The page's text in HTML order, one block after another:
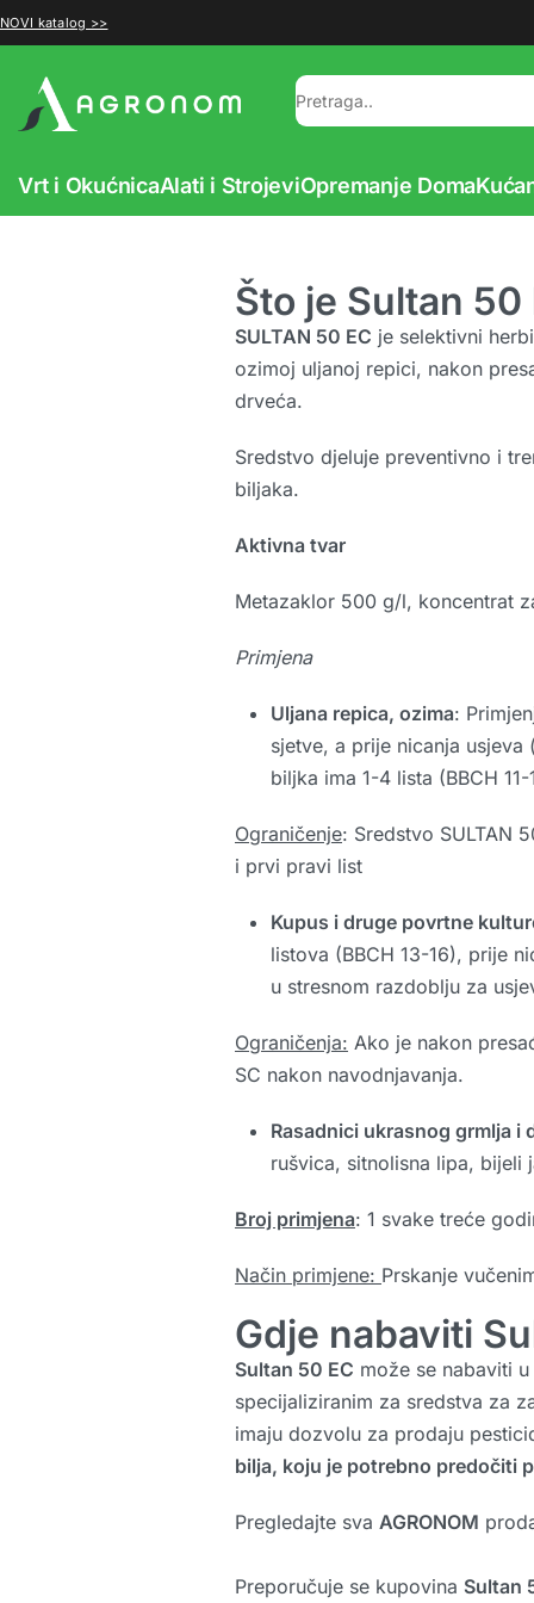
NOVI katalog >>
Vrt i OkućnicaAlati i StrojeviOpremanje Doma
Što je Sultan 50
SULTAN 50 EC je selektivni
ozimoj uljanoj repici, nakon
drveća.
Sredstvo djeluje preventivno i
biljaka.
Aktivna tvar
Metazaklor 500 g/l, koncentrat
Primjena
Uljana repica, ozima:
sjetve, a prije nicanja
biljka ima 1-4 lista (BBCH
Ograničenje: Sredstvo SULTAN
i prvi pravi list
Kupus i druge povrtne
listova (BBCH 13-16), prije
u stresnom razdoblju za
Ograničenja: Ako je nakon
SC nakon navodnjavanja.
Rasadnici ukrasnog grmlja i
rušvica, sitnolisna lipa, bijeli
Broj primjena: 1 svake treće
Način primjene: Prskanje
Gdje nabaviti
Sultan 50 EC može se nabaviti
specijaliziranim za sredstva za
imaju dozvolu za prodaju
bilja, koju je potrebno predočiti
Pregledajte sva AGRONOM
Preporučuje se kupovina Sultan